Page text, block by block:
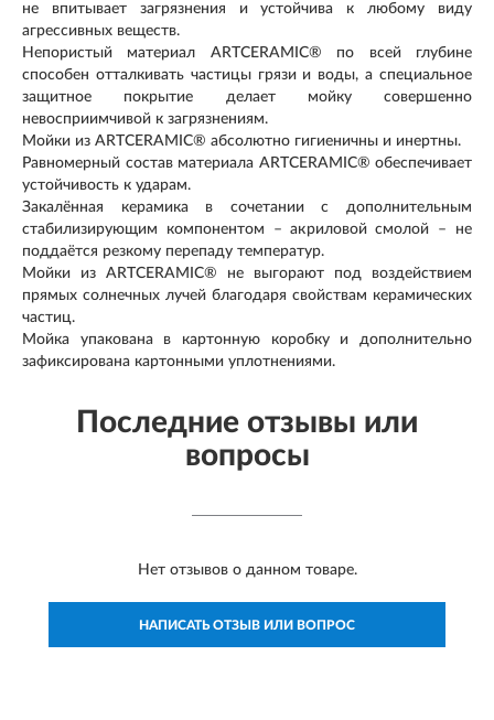
не впитывает загрязнения и устойчива к любому виду
агрессивных веществ.
Непористый материал ARTCERAMIC® по всей глубине
способен отталкивать частицы грязи и воды, а специальное
защитное покрытие делает мойку совершенно
невосприимчивой к загрязнениям.
Мойки из ARTCERAMIC® абсолютно гигиеничны и инертны.
Равномерный состав материала ARTCERAMIC® обеспечивает
устойчивость к ударам.
Закалённая керамика в сочетании с дополнительным
стабилизирующим компонентом – акриловой смолой – не
поддаётся резкому перепаду температур.
Мойки из ARTCERAMIC® не выгорают под воздействием
прямых солнечных лучей благодаря свойствам керамических
частиц.
Мойка упакована в картонную коробку и дополнительно
зафиксирована картонными уплотнениями.
Последние отзывы или
вопросы
Нет отзывов о данном товаре.
НАПИСАТЬ ОТЗЫВ ИЛИ ВОПРОС